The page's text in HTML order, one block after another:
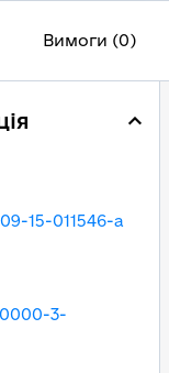
Вимоги (0)
15-011546-a
3-